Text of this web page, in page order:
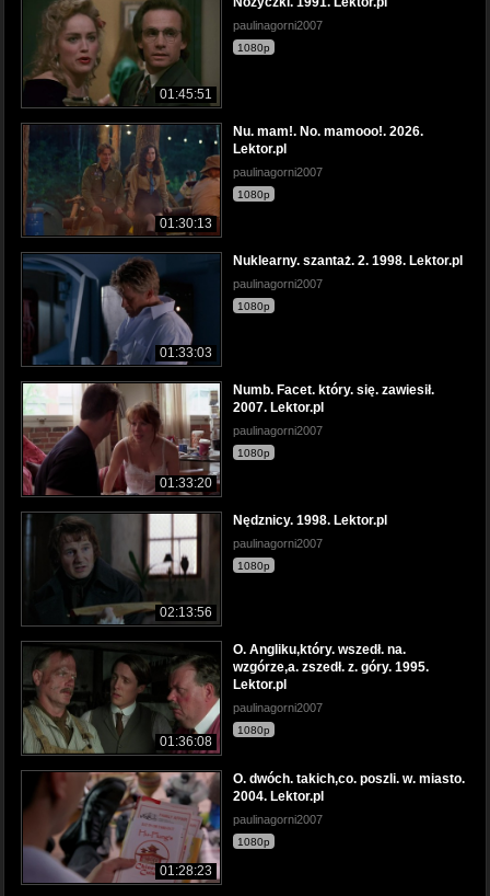
01:45:51
paulinagorni2007
1080p
01:30:13
Nu. mam!. No. mamooo!. 2026.
Lektor.pl
paulinagorni2007
1080p
01:33:03
Nuklearny. szantaż. 2. 1998. Lektor.pl
paulinagorni2007
1080p
01:33:20
Numb. Facet. który. się. zawiesił.
2007. Lektor.pl
paulinagorni2007
1080p
02:13:56
Nędznicy. 1998. Lektor.pl
paulinagorni2007
1080p
01:36:08
O. Angliku,który. wszedł. na.
wzgórze,a. zszedł. z. góry. 1995.
Lektor.pl
paulinagorni2007
1080p
01:28:23
O. dwóch. takich,co. poszli. w. miasto.
2004. Lektor.pl
paulinagorni2007
1080p